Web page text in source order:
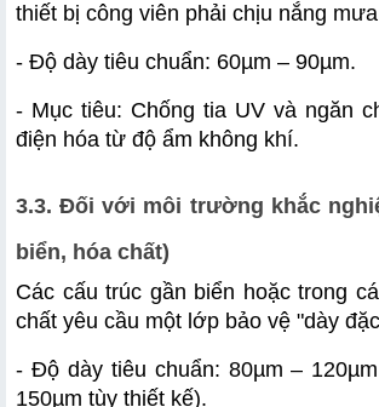
thiết bị công viên phải chịu nắng
- Độ dày tiêu chuẩn: 60µm – 90µm.
- Mục tiêu: Chống tia UV và ngăn
điện hóa từ độ ẩm không khí.
3.3. Đối với môi trường khắc
biển, hóa chất)
Các cấu trúc gần biển hoặc trong
chất yêu cầu một lớp bảo vệ "dày
- Độ dày tiêu chuẩn: 80µm –
150µm tùy thiết kế).